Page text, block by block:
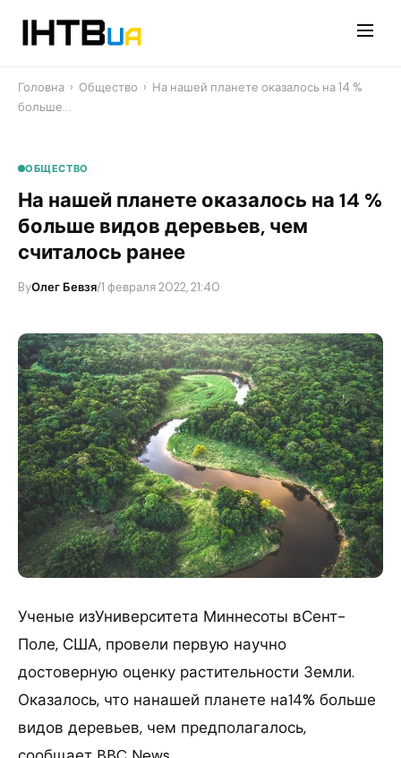
Головна › Общество › На нашей планете оказалось на 14 %
больше…
ОБЩЕСТВО
На нашей планете оказалось на 14 %
больше видов деревьев, чем
считалось ранее
ByОлег Бевзя/1 февраля 2022, 21:40
Ученые изУниверситета Миннесоты вСент-
Поле, США, провели первую научно
достоверную оценку растительности Земли.
Оказалось, что нанашей планете на14% больше
видов деревьев, чем предполагалось,